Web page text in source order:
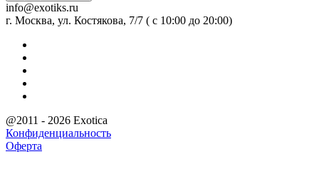
info@exotiks.ru
г. Москва, ул. Костякова, 7/7 ( с 10:00 до 20:00)
@2011 - 2026 Exotica
Конфиденциальность
Оферта